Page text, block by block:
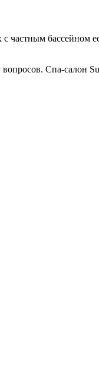
частным бассейном
Спа-салон